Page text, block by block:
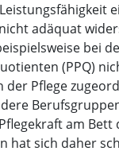
adäquat
bei
(PPQ)
der Pflege
am Bett
hat sich daher